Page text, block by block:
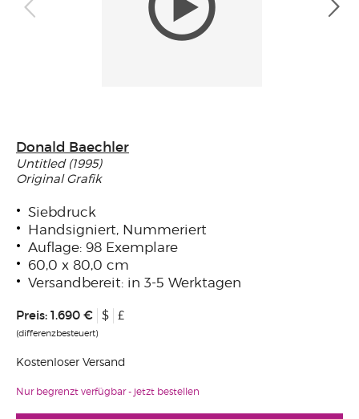
Donald Baechler
Untitled (1995)
Original Grafik
Siebdruck
Handsigniert, Nummeriert
Auflage: 98 Exemplare
60,0 x 80,0 cm
Versandbereit: in 3-5 Werktagen
Preis: 1.690 € $ £
(differenzbesteuert)
Kostenloser Versand
Nur begrenzt verfügbar - jetzt bestellen